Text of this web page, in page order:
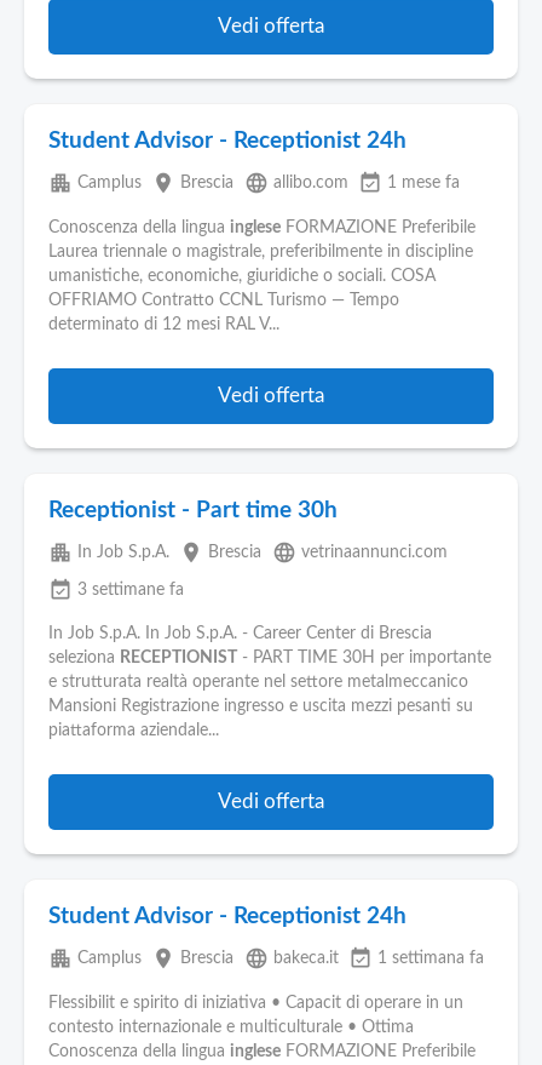
Vedi offerta
Student Advisor - Receptionist 24h
apartment Camplus place Brescia language allibo.com event_available 1 mese fa
Conoscenza della lingua inglese FORMAZIONE Preferibile
Laurea triennale o magistrale, preferibilmente in discipline
umanistiche, economiche, giuridiche o sociali. COSA
OFFRIAMO Contratto CCNL Turismo — Tempo
determinato di 12 mesi RAL V...
Vedi offerta
Receptionist - Part time 30h
apartment In Job S.p.A. place Brescia language vetrinaannunci.com
event_available 3 settimane fa
In Job S.p.A. In Job S.p.A. - Career Center di Brescia
seleziona RECEPTIONIST
- PART TIME 30H per importante
e strutturata realtà operante nel settore metalmeccanico
Mansioni Registrazione ingresso e uscita mezzi pesanti su
piattaforma aziendale...
Vedi offerta
Student Advisor - Receptionist 24h
apartment Camplus place Brescia language bakeca.it event_available 1 settimana fa
Flessibilit e spirito di iniziativa • Capacit di operare in un
contesto internazionale e multiculturale • Ottima
Conoscenza della lingua inglese FORMAZIONE Preferibile